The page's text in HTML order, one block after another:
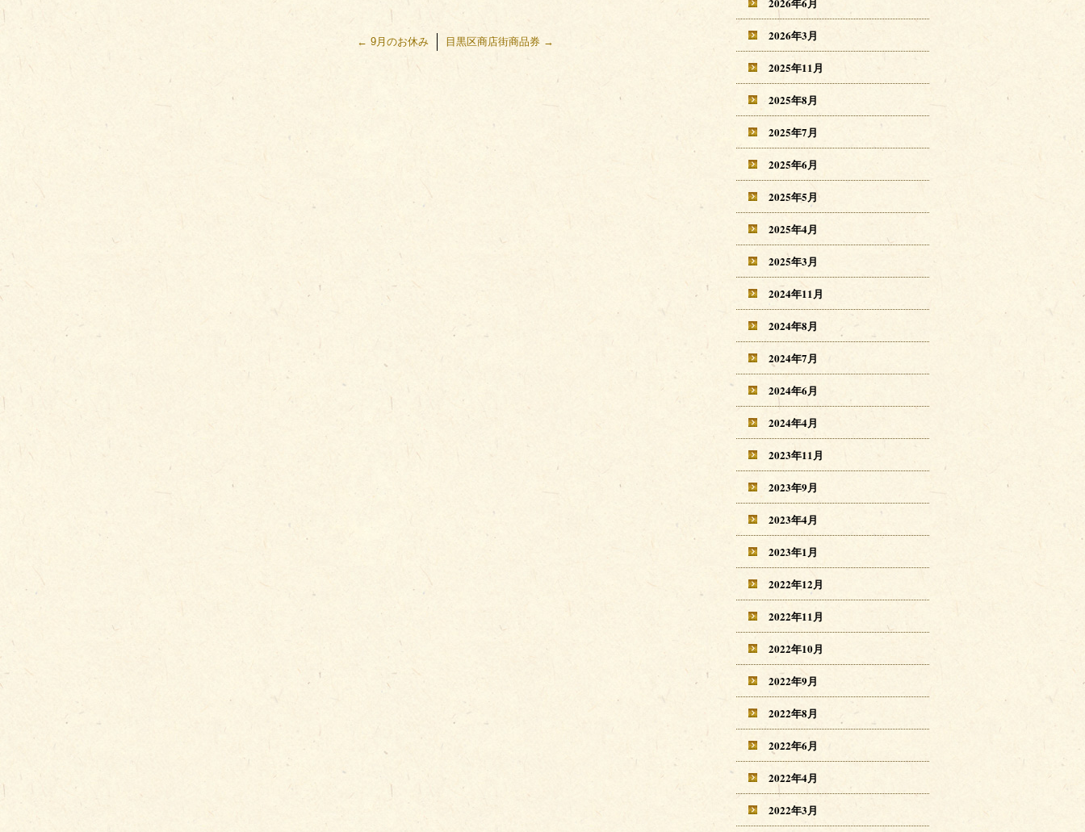
← 9月のお休み 目黒区商店街商品券 → 2026年3月
2025年11月
2025年8月
2025年7月
2025年6月
2025年5月
2025年4月
2025年3月
2024年11月
2024年8月
2024年7月
2024年6月
2024年4月
2023年11月
2023年9月
2023年4月
2023年1月
2022年12月
2022年11月
2022年10月
2022年9月
2022年8月
2022年6月
2022年4月
2022年3月